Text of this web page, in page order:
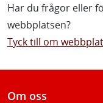
Har du frågor eller
webbplatsen?
Tyck till om
Om oss